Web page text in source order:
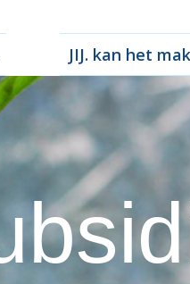
JIJ. kan het